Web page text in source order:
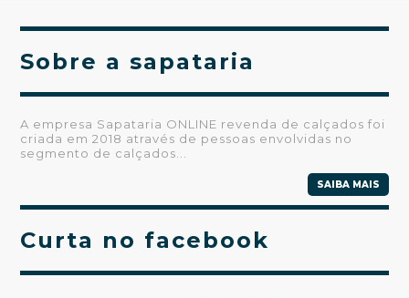
Sobre a sapataria
A empresa Sapataria ONLINE revenda de calçados foi
criada em 2018 através de pessoas envolvidas no
segmento de calçados...
SAIBA MAIS
Curta no facebook